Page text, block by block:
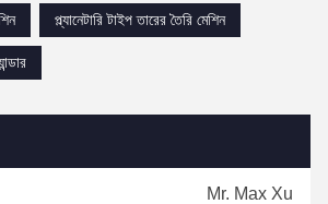
প্ল্যানেটারি টাইপ তারের তৈরি মেশিন
Mr. Max Xu